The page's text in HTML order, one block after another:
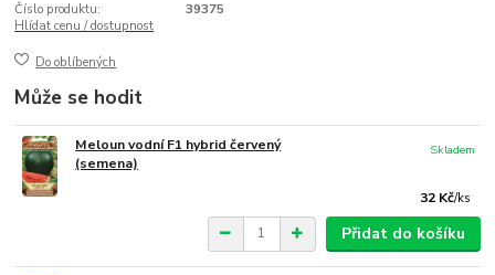
Číslo produktu:
39375
Hlídat cenu / dostupnost
Do oblíbených
Může se hodit
Meloun vodní F1 hybrid červený
(semena)
32 Kč/ks
Skladem
Přidat do košíku